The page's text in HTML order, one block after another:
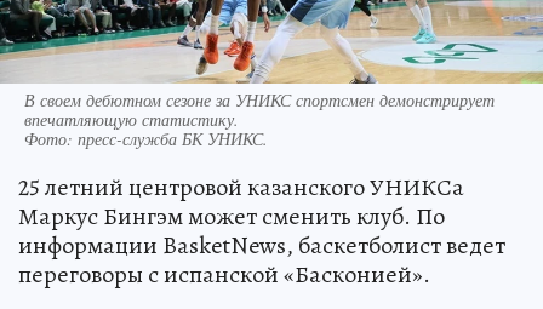
В своем дебютном сезоне за УНИКС спортсмен демонстрирует
впечатляющую статистику.
Фото: пресс-служба БК УНИКС.
25 летний центровой казанского УНИКСа
Маркус Бингэм может сменить клуб. По
информации BasketNews, баскетболист ведет
переговоры с испанской «Басконией».